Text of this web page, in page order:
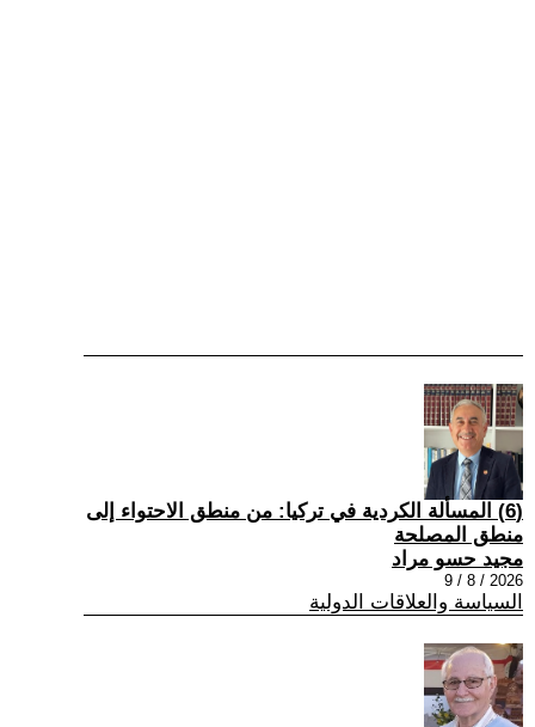
(6) المسألة الكردية في تركيا: من منطق الاحتواء إلى
منطق المصلحة
مجيد حسو مراد
2026 / 8 / 9
السياسة والعلاقات الدولية